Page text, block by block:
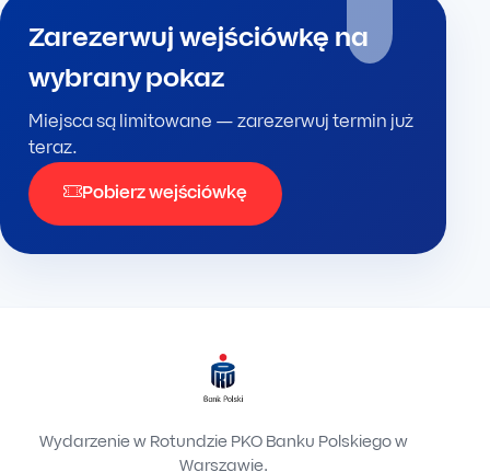
Zarezerwuj wejściówkę na
wybrany pokaz
Miejsca są limitowane — zarezerwuj termin już
teraz.
Pobierz wejściówkę
Wydarzenie w Rotundzie PKO Banku Polskiego w
Warszawie.